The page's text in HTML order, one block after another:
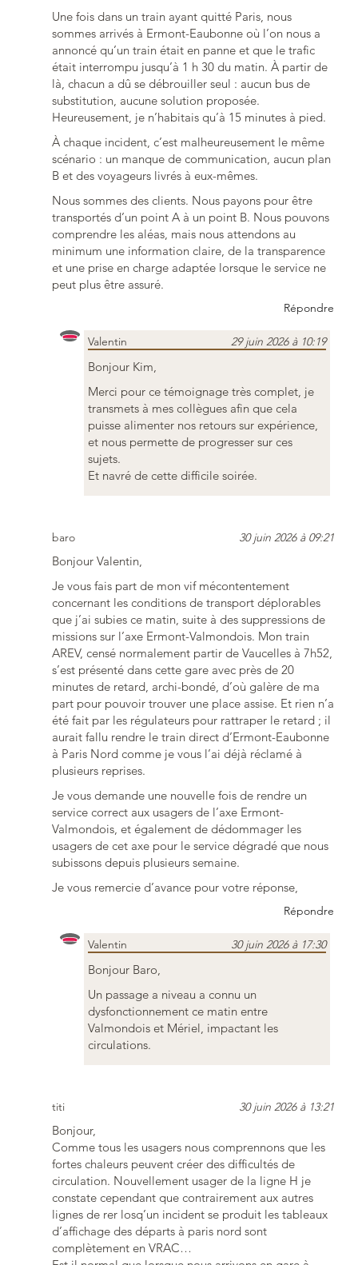
Une fois dans un train ayant quitté Paris, nous
sommes arrivés à Ermont-Eaubonne où l’on nous a
annoncé qu’un train était en panne et que le trafic
était interrompu jusqu’à 1 h 30 du matin. À partir de
là, chacun a dû se débrouiller seul : aucun bus de
substitution, aucune solution proposée.
Heureusement, je n’habitais qu’à 15 minutes à pied.
À chaque incident, c’est malheureusement le même
scénario : un manque de communication, aucun plan
B et des voyageurs livrés à eux-mêmes.
Nous sommes des clients. Nous payons pour être
transportés d’un point A à un point B. Nous pouvons
comprendre les aléas, mais nous attendons au
minimum une information claire, de la transparence
et une prise en charge adaptée lorsque le service ne
peut plus être assuré.
Répondre
Valentin 29 juin 2026 à 10:19
Bonjour Kim,
Merci pour ce témoignage très complet, je
transmets à mes collègues afin que cela
puisse alimenter nos retours sur expérience,
et nous permette de progresser sur ces
sujets.
Et navré de cette difficile soirée.
baro 30 juin 2026 à 09:21
Bonjour Valentin,
Je vous fais part de mon vif mécontentement
concernant les conditions de transport déplorables
que j’ai subies ce matin, suite à des suppressions de
missions sur l’axe Ermont-Valmondois. Mon train
AREV, censé normalement partir de Vaucelles à 7h52,
s’est présenté dans cette gare avec près de 20
minutes de retard, archi-bondé, d’où galère de ma
part pour pouvoir trouver une place assise. Et rien n’a
été fait par les régulateurs pour rattraper le retard ; il
aurait fallu rendre le train direct d’Ermont-Eaubonne
à Paris Nord comme je vous l’ai déjà réclamé à
plusieurs reprises.
Je vous demande une nouvelle fois de rendre un
service correct aux usagers de l’axe Ermont-
Valmondois, et également de dédommager les
usagers de cet axe pour le service dégradé que nous
subissons depuis plusieurs semaine.
Je vous remercie d’avance pour votre réponse,
Répondre
Valentin 30 juin 2026 à 17:30
Bonjour Baro,
Un passage a niveau a connu un
dysfonctionnement ce matin entre
Valmondois et Mériel, impactant les
circulations.
titi 30 juin 2026 à 13:21
Bonjour,
Comme tous les usagers nous comprennons que les
fortes chaleurs peuvent créer des difficultés de
circulation. Nouvellement usager de la ligne H je
constate cependant que contrairement aux autres
lignes de rer losq’un incident se produit les tableaux
d’affichage des départs à paris nord sont
complètement en VRAC…